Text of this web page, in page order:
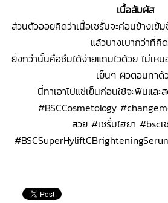
เนื้อสัมผัส
ส่วนตัวออยคิดว่าเนื้อเซรั่มจะค่อนข้างเข้
แล้วบางเบากว่าที่คิ
ยิ่งกว่านั้นคือซึมได้ง่ายแถมไวด้วย ไม่เห
เย็นๆ ผิวตอนทาด้
นี่ทาเอาไปแช่เย็นก่อนใช้จะฟินแล
#BSCCosmetology
สวย #เซรั่มไฮยา #bscเ